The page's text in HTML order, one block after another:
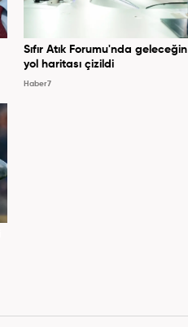
Sıfır Atık Forumu'nda geleceğin
yol haritası çizildi
Haber7